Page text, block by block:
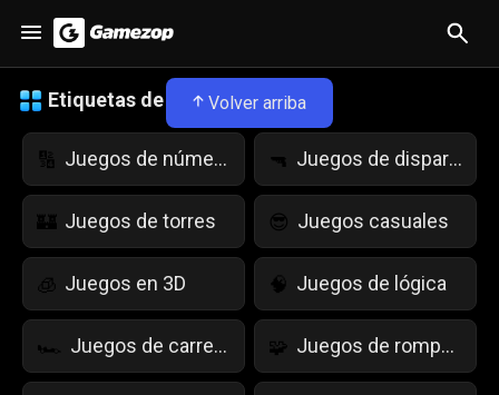
Volver arriba
Etiquetas de juegos
🔢 Juegos de números 🔫 Juegos de disparos
🏰 Juegos de torres 😎 Juegos casuales
🧊 Juegos en 3D 🧠 Juegos de lógica
🏎️ Juegos de carreras 🧩 Juegos de rompecabezas